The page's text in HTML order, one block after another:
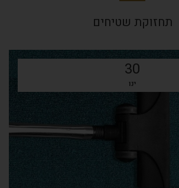
תחזוקת שטיחים
30
ינו